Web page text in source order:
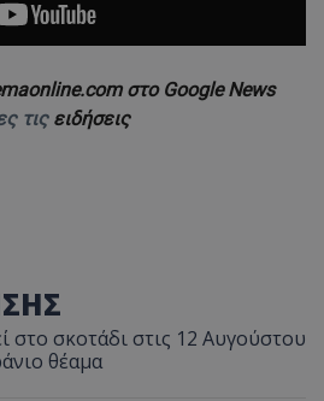
στο Google News
τις ειδήσεις
στο σκοτάδι στις 12 Αυγούστου
θέαμα